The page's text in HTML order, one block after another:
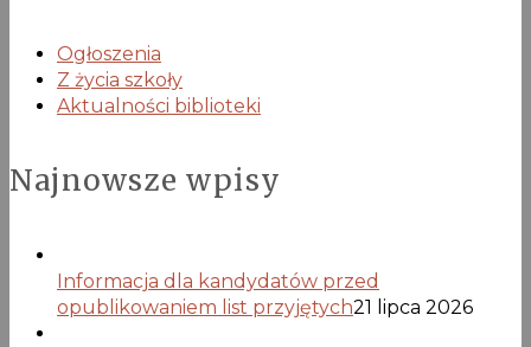
Ogłoszenia
Z życia szkoły
Aktualności biblioteki
Najnowsze wpisy
Informacja dla kandydatów przed
opublikowaniem list przyjętych21 lipca 2026